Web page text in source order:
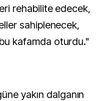
rehabilite edecek,
sahiplenecek,
kafamda oturdu."
yakın dalganın